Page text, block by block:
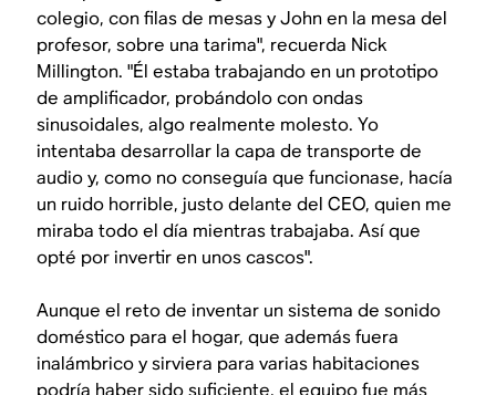
colegio, con filas de mesas y John en la mesa del
profesor, sobre una tarima", recuerda Nick
Millington. "Él estaba trabajando en un prototipo
de amplificador, probándolo con ondas
sinusoidales, algo realmente molesto. Yo
intentaba desarrollar la capa de transporte de
audio y, como no conseguía que funcionase, hacía
un ruido horrible, justo delante del CEO, quien me
miraba todo el día mientras trabajaba. Así que
opté por invertir en unos cascos".
Aunque el reto de inventar un sistema de sonido
doméstico para el hogar, que además fuera
inalámbrico y sirviera para varias habitaciones
podría haber sido suficiente, el equipo fue más